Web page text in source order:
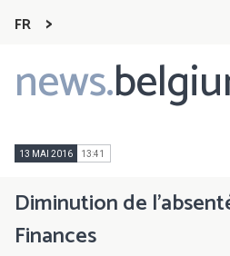
FR
news.
Main
navigation
13 MAI 2016 13:41
Diminution de
Finances